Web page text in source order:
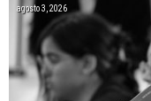
agosto 3, 2026